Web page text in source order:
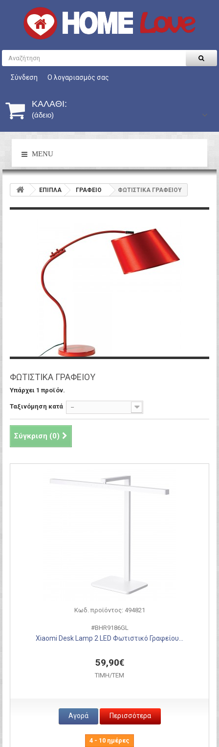
Σύνδεση Ο λογαριασμός σας
ΚΑΛΆΘΙ:
(άδειο)
MENU
ΕΠΙΠΛΑ ΓΡΑΦΕΙΟ ΦΩΤΙΣΤΙΚΑ ΓΡΑΦΕΙΟΥ
ΦΩΤΙΣΤΙΚΑ ΓΡΑΦΕΙΟΥ
Υπάρχει 1 προϊόν.
Ταξινόμηση κατά --
Σύγκριση (0)
Κωδ. προϊόντος: 494821
#BHR9186GL
Xiaomi Desk Lamp 2 LED Φωτιστικό Γραφείου...
59,90€
ΤΙΜH/ΤΕΜ
Αγορά Περισσότερα
4 - 10 ημέρες